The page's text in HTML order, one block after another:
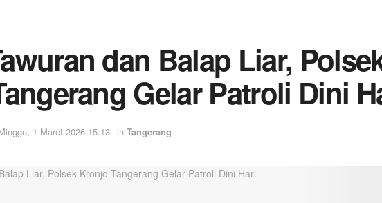
dan Balap Liar,
Gelar Patroli Dini
1 Maret 2026 15:13 in Tangerang